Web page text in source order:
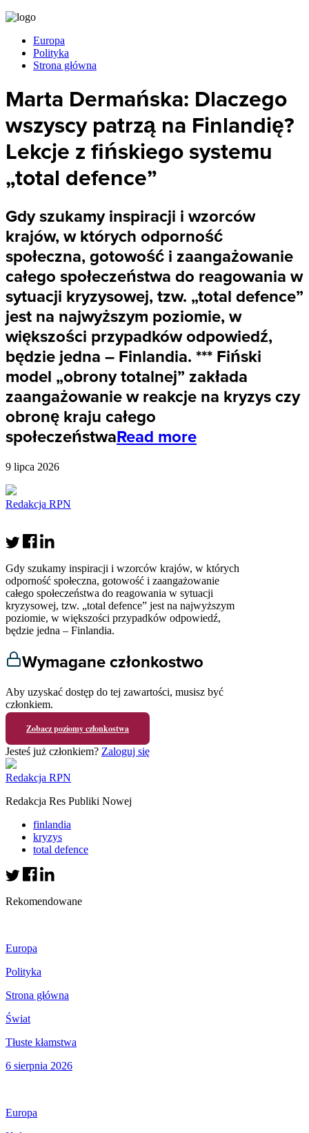
Europa
Polityka
Strona główna
Marta Dermańska: Dlaczego
wszyscy patrzą na Finlandię?
Lekcje z fińskiego systemu
„total defence”
Gdy szukamy inspiracji i wzorców
krajów, w których odporność
społeczna, gotowość i zaangażowanie
całego społeczeństwa do reagowania w
sytuacji kryzysowej, tzw. „total defence”
jest na najwyższym poziomie, w
większości przypadków odpowiedź,
będzie jedna – Finlandia. *** Fiński
model „obrony totalnej” zakłada
zaangażowanie w reakcje na kryzys czy
obronę kraju całego
społeczeństwaRead more
9 lipca 2026
Redakcja RPN
Gdy szukamy inspiracji i wzorców krajów, w których
odporność społeczna, gotowość i zaangażowanie
całego społeczeństwa do reagowania w sytuacji
kryzysowej, tzw. „total defence” jest na najwyższym
poziomie, w większości przypadków odpowiedź,
będzie jedna – Finlandia.
Wymagane członkostwo
Aby uzyskać dostęp do tej zawartości, musisz być
członkiem.
Zobacz poziomy członkostwa
Jesteś już członkiem? Zaloguj się
Redakcja RPN
Redakcja Res Publiki Nowej
finlandia
kryzys
total defence
Rekomendowane
Europa
Polityka
Strona główna
Świat
Tłuste kłamstwa
6 sierpnia 2026
Europa